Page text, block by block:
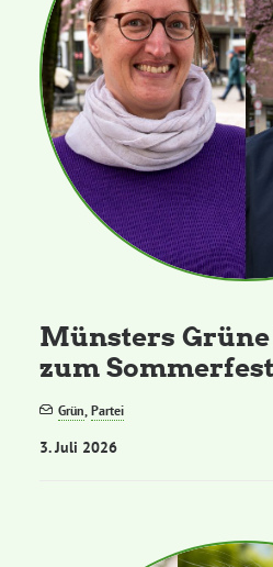
Münsters
zum Sommerfest
Grün,Partei
3. Juli 2026